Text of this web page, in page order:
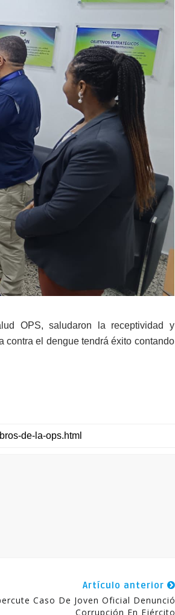
OPS, saludaron la receptividad y
el dengue tendrá éxito contando
Artículo anterior
Caso De Joven Oficial Denunció
Corrupción En Ejército